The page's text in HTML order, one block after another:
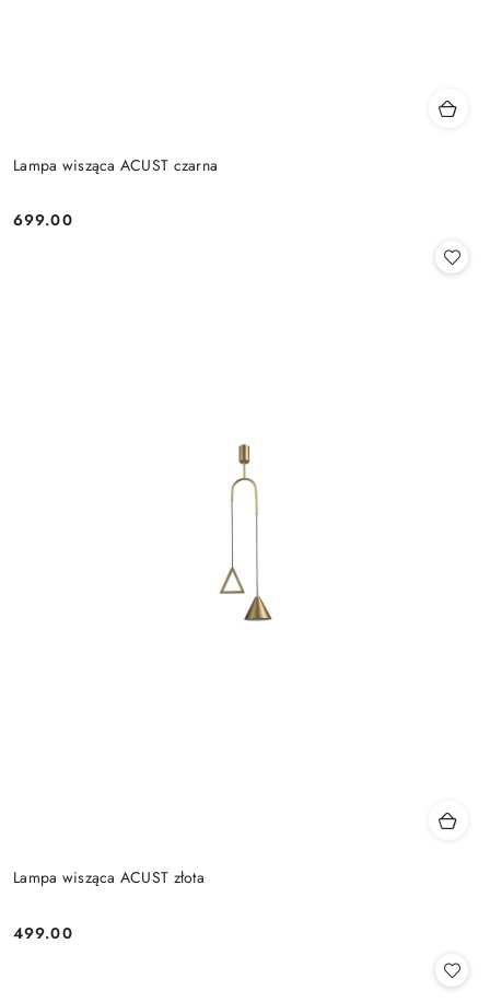
Lampa wisząca ACUST czarna
Cena:
699.00
Lampa wisząca ACUST złota
Cena:
499.00